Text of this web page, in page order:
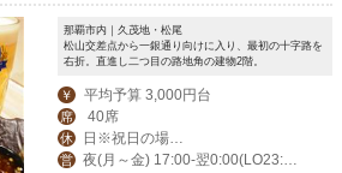
那覇市内｜久茂地・松尾
松山交差点から一銀通り向けに入り、最初の十字路を
右折。直進し二つ目の路地角の建物2階。
￥ 平均予算 3,000円台
席 40席
休
営業。月曜振替休。
営
夜(月～金) 17:00-翌0:00(LO23:3